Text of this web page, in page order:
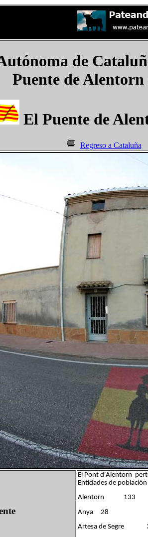
de
Puente de
El Puente de
Regreso a Cataluña
El Pont d'Alentorn
Entidades de
Alentorn 133
Anya 28
Artesa de Segre